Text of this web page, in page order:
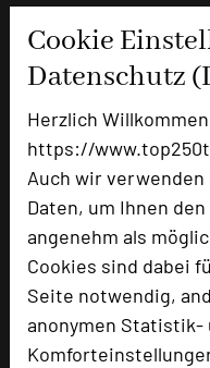
Cookie
Datenschutz
Herzlich
https://
Auch wir
Daten, um Ihnen
angenehm als
Cookies sind dabei
Seite notwendig,
anonymen Statistik-
Unternehmen finden
für Meetings,
Konzentration,
Voraussetzungen für
bietet.
URL:https://
events/